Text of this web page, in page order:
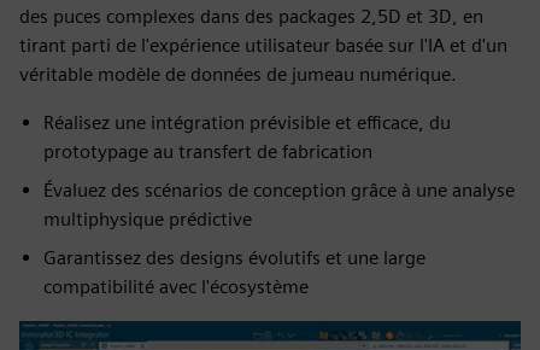
des puces complexes dans des packages 2,5D et 3D, en
tirant parti de l'expérience utilisateur basée sur l'IA et d'un
véritable modèle de données de jumeau numérique.
Réalisez une intégration prévisible et efficace, du
prototypage au transfert de fabrication
Évaluez des scénarios de conception grâce à une analyse
multiphysique prédictive
Garantissez des designs évolutifs et une large
compatibilité avec l'écosystème